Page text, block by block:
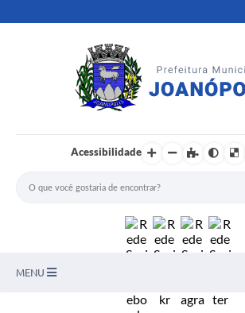
Acessibilidade
MENU